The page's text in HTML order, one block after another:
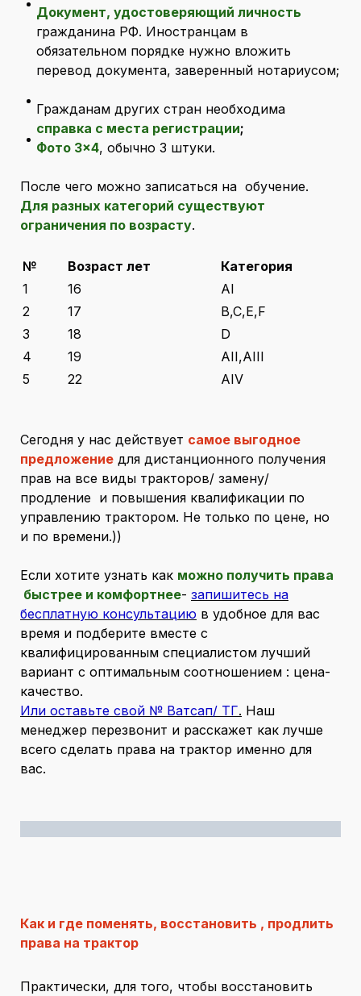
Документ, удостоверяющий личность
гражданина РФ. Иностранцам в
обязательном порядке нужно вложить
перевод документа, заверенный нотариусом;
Гражданам других стран необходима
справка с места регистрации;
Фото 3×4, обычно 3 штуки.
После чего можно записаться на обучение.
Для разных категорий существуют
ограничения по возрасту.
№ Возраст лет
Категория
1
16
AI
2
17
B,C,E,F
3
18
D
4
19
AII,AIII
5
22 АIV
Сегодня у нас действует самое выгодное
предложение для дистанционного получения
прав на все виды тракторов/ замену/
продление и повышения квалификации по
управлению трактором. Не только по цене, но
и по времени.))
Если хотите узнать как можно получить права
быстрее и комфортнее- запишитесь на
бесплатную консультацию в удобное для вас
время и подберите вместе с
квалифицированным специалистом лучший
вариант с оптимальным соотношением : цена-
качество.
Или оставьте свой № Ватсап/ ТГ. Наш
менеджер перезвонит и расскажет как лучше
всего сделать права на трактор именно для
вас.
Как и где поменять, восстановить , продлить
права на трактор
Практически, для того, чтобы восстановить